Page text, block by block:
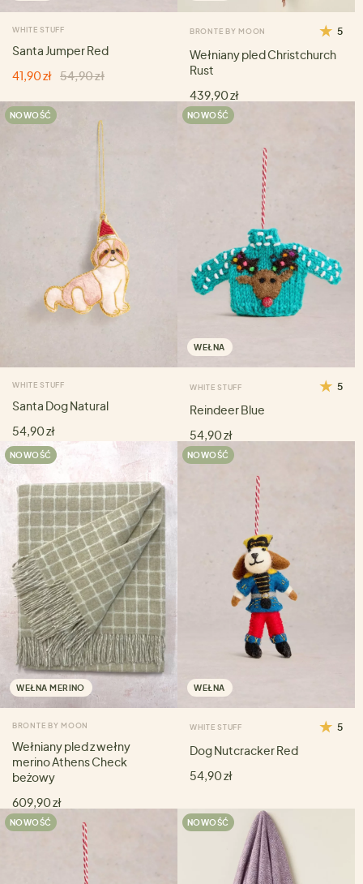
WHITE STUFF
Santa Jumper Red
41,90 zł 54,90 zł
BRONTE BY MOON 5
Wełniany pled Christchurch
Rust
439,90 zł
NOWOŚĆ
WHITE STUFF
Santa Dog Natural
54,90 zł
NOWOŚĆ
WEŁNA
WHITE STUFF 5
Reindeer Blue
54,90 zł
NOWOŚĆ
WEŁNA MERINO
BRONTE BY MOON
Wełniany pled z wełny
merino Athens Check
beżowy
609,90 zł
NOWOŚĆ
WEŁNA
WHITE STUFF 5
Dog Nutcracker Red
54,90 zł
NOWOŚĆ NOWOŚĆ